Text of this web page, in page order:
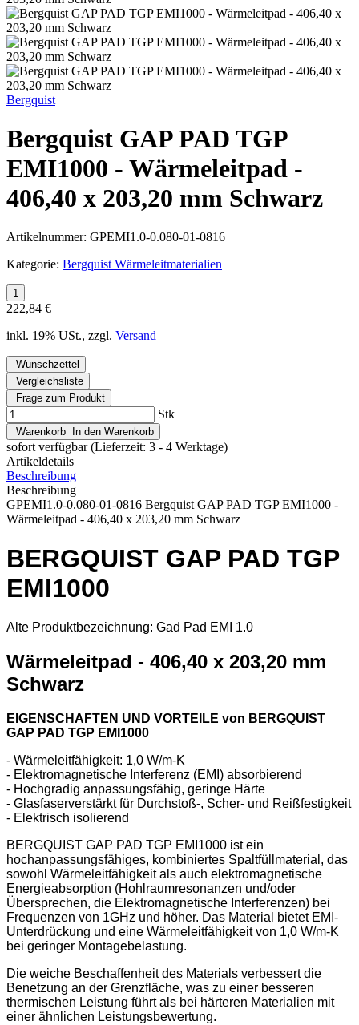
Bergquist
Bergquist GAP PAD TGP
EMI1000 - Wärmeleitpad -
406,40 x 203,20 mm Schwarz
Artikelnummer: GPEMI1.0-0.080-01-0816
Kategorie: Bergquist Wärmeleitmaterialien
222,84 €
inkl. 19% USt., zzgl. Versand
Wunschzettel
Vergleichsliste
Frage zum Produkt
Stk
Warenkorb In den Warenkorb
sofort verfügbar (Lieferzeit: 3 - 4 Werktage)
Artikeldetails
Beschreibung
Beschreibung
GPEMI1.0-0.080-01-0816 Bergquist GAP PAD TGP EMI1000 -
Wärmeleitpad - 406,40 x 203,20 mm Schwarz
BERGQUIST GAP PAD TGP
EMI1000
Alte Produktbezeichnung: Gad Pad EMI 1.0
Wärmeleitpad - 406,40 x 203,20 mm
Schwarz
EIGENSCHAFTEN UND VORTEILE von BERGQUIST
GAP PAD TGP EMI1000
- Wärmeleitfähigkeit: 1,0 W/m-K
- Elektromagnetische Interferenz (EMI) absorbierend
- Hochgradig anpassungsfähig, geringe Härte
- Glasfaserverstärkt für Durchstoß-, Scher- und Reißfestigkeit
- Elektrisch isolierend
BERGQUIST GAP PAD TGP EMI1000 ist ein
hochanpassungsfähiges, kombiniertes Spaltfüllmaterial, das
sowohl Wärmeleitfähigkeit als auch elektromagnetische
Energieabsorption (Hohlraumresonanzen und/oder
Übersprechen, die Elektromagnetische Interferenzen) bei
Frequenzen von 1GHz und höher. Das Material bietet EMI-
Unterdrückung und eine Wärmeleitfähigkeit von 1,0 W/m-K
bei geringer Montagebelastung.
Die weiche Beschaffenheit des Materials verbessert die
Benetzung an der Grenzfläche, was zu einer besseren
thermischen Leistung führt als bei härteren Materialien mit
einer ähnlichen Leistungsbewertung.